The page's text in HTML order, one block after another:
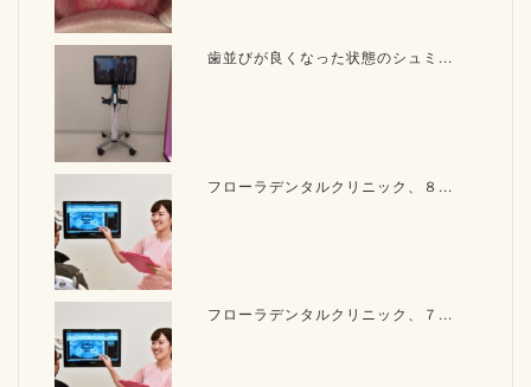
歯並びが良くなった状態のシュミ...
フローラデンタルクリニック、８...
フローラデンタルクリニック、７...